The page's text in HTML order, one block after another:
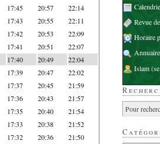
17:45 20:57 22:14
17:43 20:55 22:11
17:42 20:53 22:09
17:41 20:51 22:07
17:40 20:49 22:04
17:39 20:47 22:02
17:37 20:45 21:59
17:36 20:43 21:57
17:35 20:40 21:54
17:33 20:38 21:52
17:32 20:36 21:50
Revue
Horaire
Islam